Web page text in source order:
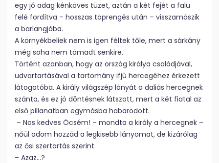
egy jó adag kénköves tüzet, aztán a két fejét a falu
felé fordítva – hosszas töprengés után – visszamászik
a barlangjába.
A környékbeliek nem is igen féltek tőle, mert a sárkány
még soha nem támadt senkire.
Történt azonban, hogy az ország királya családjával,
udvartartásával a tartomány ifjú hercegéhez érkezett
látogatóba. A király világszép lányát a daliás hercegnek
szánta, és ez jó döntésnek látszott, mert a két fiatal az
első pillanatban egymásba habarodott.
– Nos kedves Öcsém! – mondta a király a hercegnek –
nőül adom hozzád a legkisebb lányomat, de kizárólag
az ősi szertartás szerint.
– Azaz…?